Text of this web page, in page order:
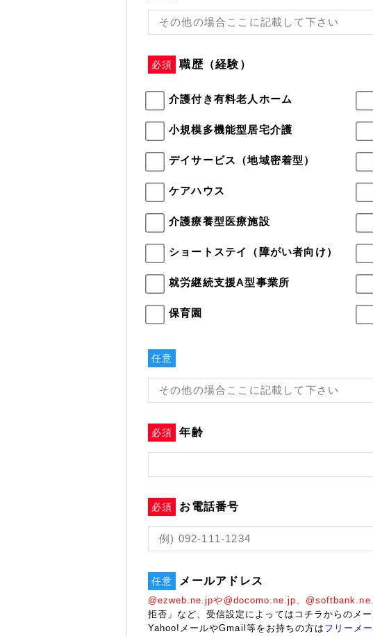
必須 職歴（経験）
介護付き有料老人ホーム
小規模多機能型居宅介護
デイサービス（地域密着型）
ケアハウス
介護療養型医療施設
ショートステイ（障がい者向け）
就労継続支援A型事業所
保育園
任意
必須 年齢
必須 お電話番号
任意 メールアドレス
@ezweb.ne.jpや@docomo.ne.jp、
拒否」など、受信設定によってはコチラからのメ
Yahoo!メールやGmail等をお持ちの方は フリーメ